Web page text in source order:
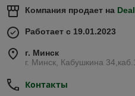
Компания продает на
Работает с 19.01.2023
г. Минск
г. Минск, Кабушкина
Контакты